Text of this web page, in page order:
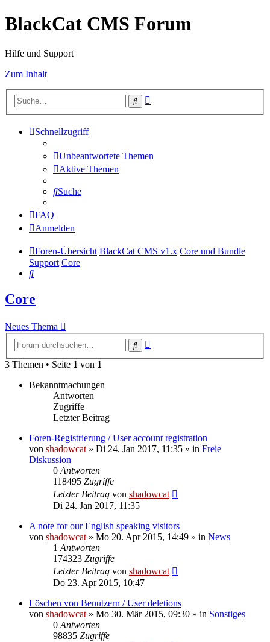
BlackCat CMS Forum
Hilfe und Support
Zum Inhalt
Suche
Schnellzugriff
Unbeantwortete Themen
Aktive Themen
Suche
FAQ
Anmelden
Foren-Übersicht BlackCat CMS v1.x Core und Bundle
Support Core
Suche
Core
Neues Thema
Suche
3 Themen • Seite 1 von 1
Bekanntmachungen
Antworten
Zugriffe
Letzter Beitrag
Foren-Registrierung / User account registration
von shadowcat » Di 24. Jan 2017, 11:35 » in Freie
Diskussion
0 Antworten
118495 Zugriffe
Letzter Beitrag von shadowcat
Di 24. Jan 2017, 11:35
A note for our English speaking visitors
von shadowcat » Mo 20. Apr 2015, 14:49 » in News
1 Antworten
174323 Zugriffe
Letzter Beitrag von shadowcat
Do 23. Apr 2015, 10:47
Löschen von Benutzern / User deletions
von shadowcat » Mo 30. Mär 2015, 09:30 » in Sonstiges
0 Antworten
98835 Zugriffe